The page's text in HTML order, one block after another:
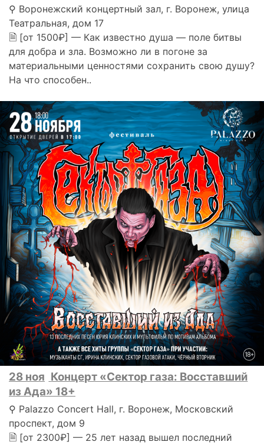
⚲ Воронежский концертный зал, г. Воронеж, улица
Театральная, дом 17
🗎 [от 1500₽] — Как известно душа — поле битвы
для добра и зла. Возможно ли в погоне за
материальными ценностями сохранить свою душу?
На что способен..
28 ноя Концерт «Сектор газа: Восставший
из Ада» 18+
⚲ Palazzo Concert Hall, г. Воронеж, Московский
проспект, дом 9
🗎 [от 2300₽] — 25 лет назад вышел последний